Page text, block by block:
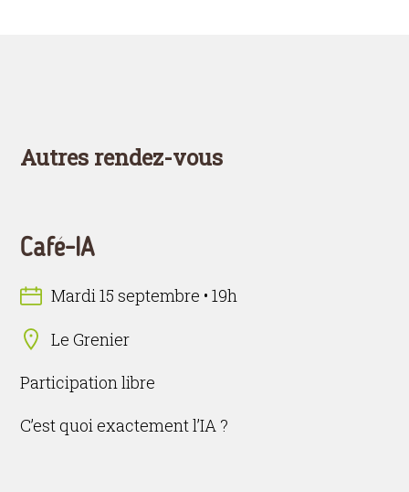
Autres rendez-vous
Café-IA
Mardi 15 septembre • 19h
Le Grenier
Participation libre
C’est quoi exactement l’IA ?